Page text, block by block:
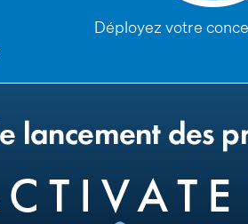
Déployez votre